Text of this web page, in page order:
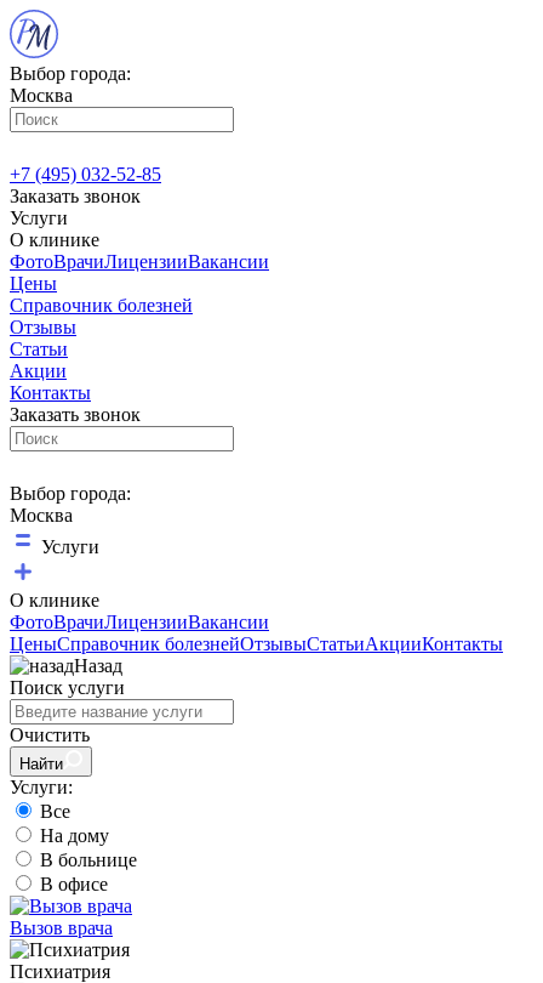
Выбор города:
Москва
+7 (495) 032-52-85
Заказать звонок
Услуги
О клинике
ФотоВрачиЛицензииВакансии
Цены
Справочник болезней
Отзывы
Статьи
Акции
Контакты
Заказать звонок
Выбор города:
Москва
Услуги
О клинике
ФотоВрачиЛицензииВакансии
ЦеныСправочник болезнейОтзывыСтатьиАкцииКонтакты
Назад
Поиск услуги
Очистить
Найти
Услуги:
Все
На дому
В больнице
В офисе
Вызов врача
Психиатрия